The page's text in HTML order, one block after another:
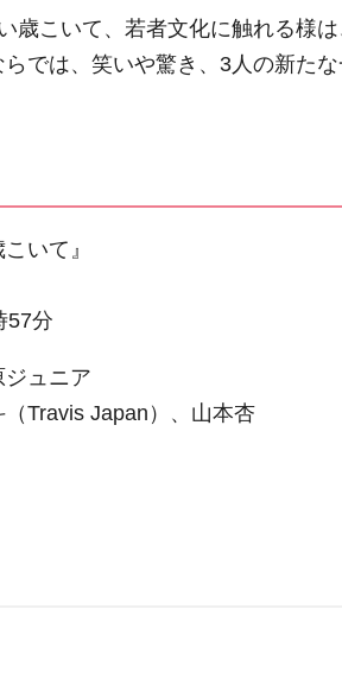
歳こいて、若者文化に触れる様
では、笑いや驚き、3人の新た
いて』
57分
ュニア
Travis Japan）、山本杏